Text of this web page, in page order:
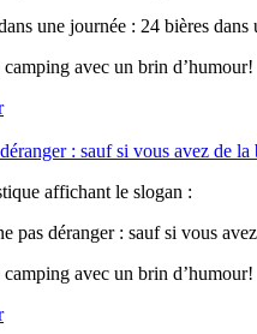
une journée : 24 bières dans
avec un brin d’humour!
: sauf si vous avez de la
affichant le slogan :
pas déranger : sauf si vous
avec un brin d’humour!